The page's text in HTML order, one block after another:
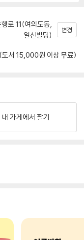
로 11(여의도동,
일신빌딩)
변경
(도서 15,000원 이상 무료)
내 가게에서 팔기